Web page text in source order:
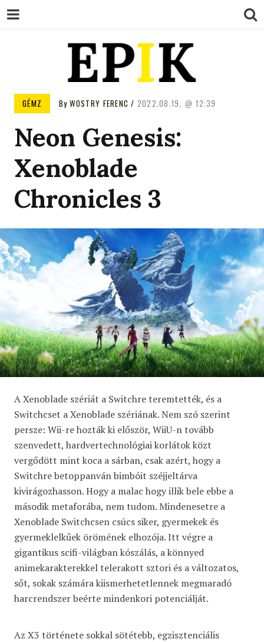
EPIK
GÉMZ ByWOSTRY FERENC 2022.08.19. 12:39
Neon Genesis:
Xenoblade
Chronicles 3
A Xenoblade szériát a Switchre teremtették, és a
Switchcset a Xenoblade szériának. Nem szó szerint
persze: Wii-re hozták ki először, WiiU-n tovább
szenvedett, hardvertechnológiai korlátok közt
vergődött mint koca a sárban, csak azért, hogy a
Switchre betoppanván bimbóit széjjeltárva
kivirágozhasson. Hogy a malac hogy illik bele ebbe a
második metaforába, nem tudom. Mindenesetre a
Xenoblade Switchcsen csúcs siker, gyermekek és
gyermeklelkűek örömének elhozója. Itt végre a
gigantikus scifi-világban kószálás, a könnyed
animekarakterekkel telerakott sztori és a változatos,
sőt, sokak számára kiismerhetetlennek megmaradó
harcrendszer beérte mindenkori potenciálját.
Az X3 története sokkal sötétebb, egzisztenciális